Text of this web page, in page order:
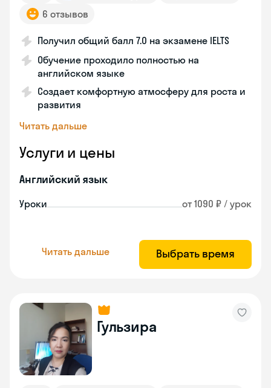
6 отзывов
Получил общий балл 7.0 на экзамене IELTS
Обучение проходило полностью на
английском языке
Создает комфортную атмосферу для роста и
развития
Читать дальше
Услуги и цены
Английский язык
Уроки от 1090 ₽ / урок
Читать дальше Выбрать время
Гульзира